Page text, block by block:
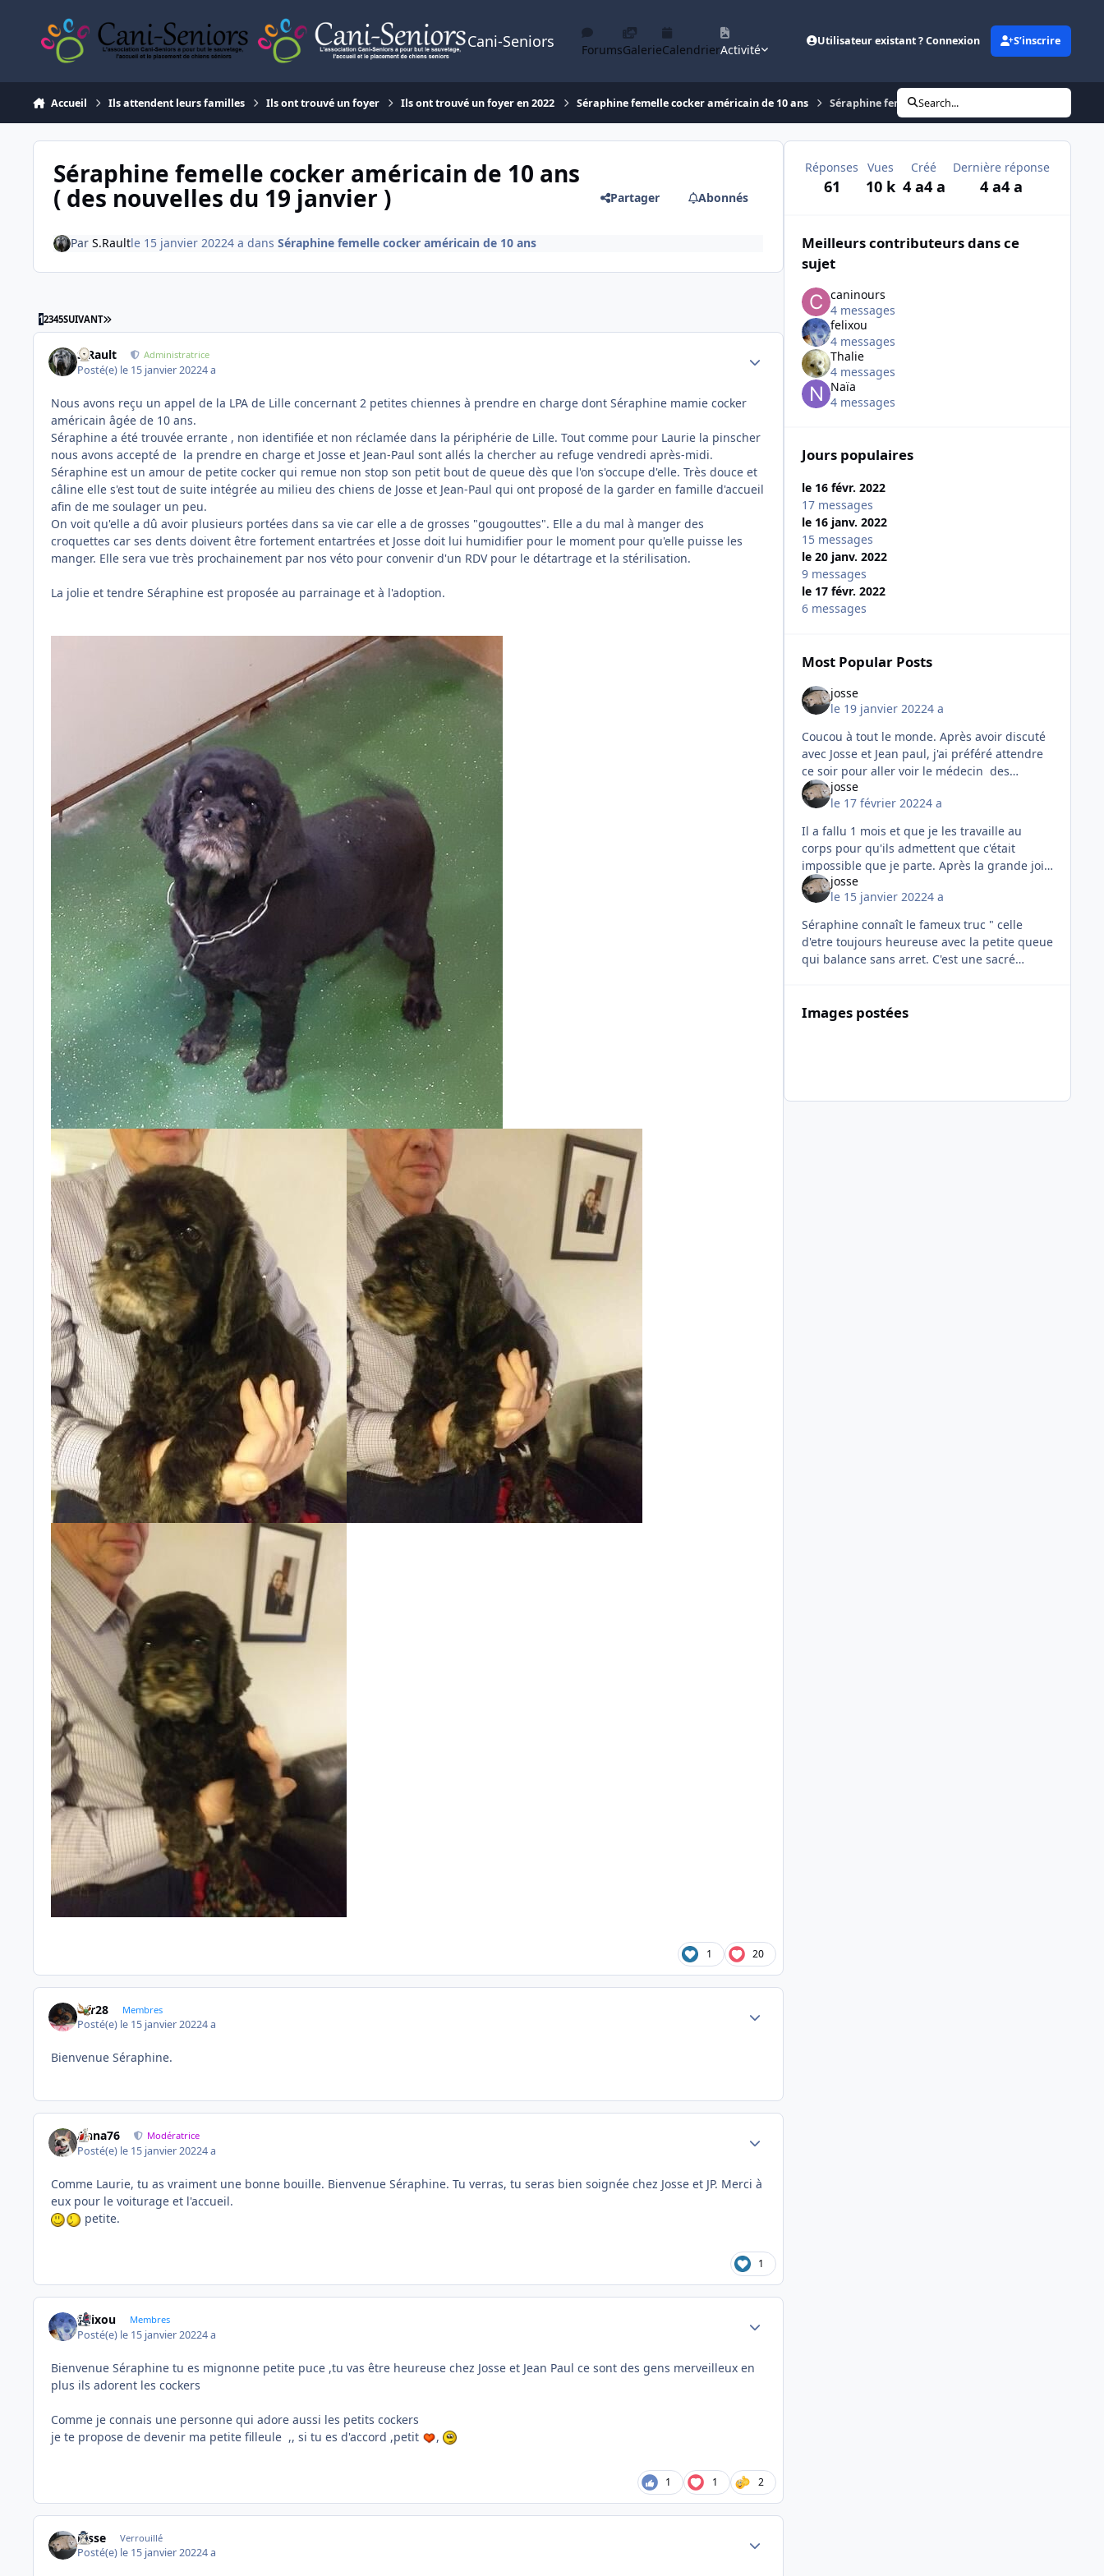
Cani-Seniors ForumsGalerieCalendrierActivité
Utilisateur existant ? Connexion S’inscrire
Accueil Ils attendent leurs familles Ils ont trouvé un foyer Ils ont trouvé un foyer en 2022 Séraphine femelle cocker américain de 10 ans Séraphine femelle cocker américain de 10 ans ( des
Search...
Séraphine femelle cocker américain de 10 ans
( des nouvelles du 19 janvier ) Partager Abonnés
Par S.Raultle 15 janvier 20224 a dans Séraphine femelle cocker américain de 10 ans
12345SUIVANT DERNIÈRE PAGE
S.Rault Administratrice
Posté(e) le 15 janvier 20224 a
Author stats
Nous avons reçu un appel de la LPA de Lille concernant 2 petites chiennes à prendre en charge dont Séraphine mamie cocker
américain âgée de 10 ans.
Séraphine a été trouvée errante , non identifiée et non réclamée dans la périphérie de Lille. Tout comme pour Laurie la pinscher
nous avons accepté de la prendre en charge et Josse et Jean-Paul sont allés la chercher au refuge vendredi après-midi.
Séraphine est un amour de petite cocker qui remue non stop son petit bout de queue dès que l'on s'occupe d'elle. Très douce et
câline elle s'est tout de suite intégrée au milieu des chiens de Josse et Jean-Paul qui ont proposé de la garder en famille d'accueil
afin de me soulager un peu.
On voit qu'elle a dû avoir plusieurs portées dans sa vie car elle a de grosses "gougouttes". Elle a du mal à manger des
croquettes car ses dents doivent être fortement entartrées et Josse doit lui humidifier pour le moment pour qu'elle puisse les
manger. Elle sera vue très prochainement par nos véto pour convenir d'un RDV pour le détartrage et la stérilisation.
La jolie et tendre Séraphine est proposée au parrainage et à l'adoption.
1 20
frfr28 Membres
Posté(e) le 15 janvier 20224 a
Bienvenue Séraphine.
Anna76 Modératrice
Posté(e) le 15 janvier 20224 a
Comme Laurie, tu as vraiment une bonne bouille. Bienvenue Séraphine. Tu verras, tu seras bien soignée chez Josse et JP. Merci à
eux pour le voiturage et l'accueil.
petite.
1
felixou Membres
Posté(e) le 15 janvier 20224 a
Bienvenue Séraphine tu es mignonne petite puce ,tu vas être heureuse chez Josse et Jean Paul ce sont des gens merveilleux en
plus ils adorent les cockers
Comme je connais une personne qui adore aussi les petits cockers
je te propose de devenir ma petite filleule ,, si tu es d'accord ,petit
,
1 1 2
josse Verrouillé
Posté(e) le 15 janvier 20224 a
Réponses
61
Vues
10 k
Créé
4 a4 a
Dernière réponse
4 a4 a
Meilleurs contributeurs dans ce
sujet
caninours
4 messages
felixou
4 messages
Thalie
4 messages
Naïa
4 messages
Jours populaires
le 16 févr. 2022
17 messages
le 16 janv. 2022
15 messages
le 20 janv. 2022
9 messages
le 17 févr. 2022
6 messages
Most Popular Posts
josse
le 19 janvier 20224 a
Coucou à tout le monde. Après avoir discuté
avec Josse et Jean paul, j'ai préféré attendre
ce soir pour aller voir le médecin des
chiens.. Alors je vous fais le compte rendu :
oti
josse
le 17 février 20224 a
Il a fallu 1 mois et que je les travaille au
corps pour qu'ils admettent que c'était
impossible que je parte. Après la grande joie
qu'on a ressenti et puis le grand chagrin. On
a partagé ave
josse
le 15 janvier 20224 a
Séraphine connaît le fameux truc " celle
d'etre toujours heureuse avec la petite queue
qui balance sans arret. C'est une sacré
Images postées